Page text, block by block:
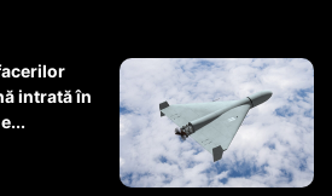
intrată în